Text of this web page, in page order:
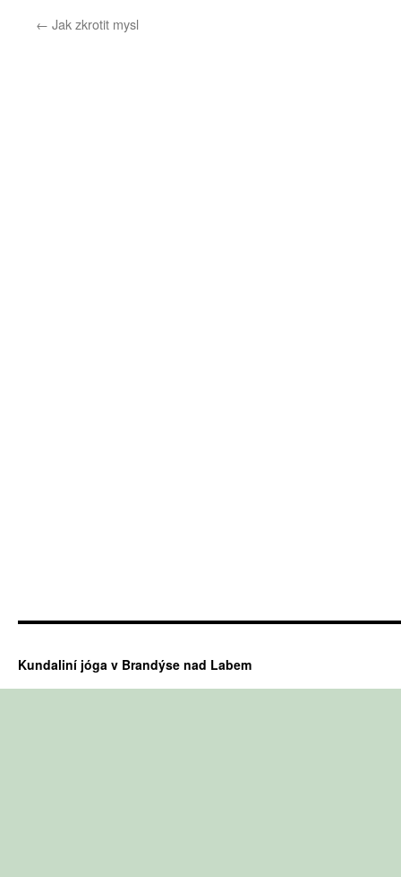
← Jak zkrotit mysl
Kundaliní jóga v Brandýse nad Labem